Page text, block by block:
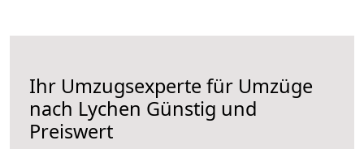
Ihr Umzugsexperte für Umzüge
nach Lychen Günstig und
Preiswert